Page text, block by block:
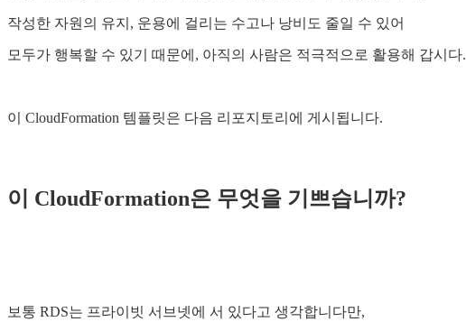
작성한 자원의 유지, 운용에 걸리는 수고나 낭비도 줄일 수 있어
모두가 행복할 수 있기 때문에, 아직의 사람은 적극적으로 활용해 갑시다.
이 CloudFormation 템플릿은 다음 리포지토리에 게시됩니다.
이 CloudFormation은 무엇을 기쁘습니까?
보통 RDS는 프라이빗 서브넷에 서 있다고 생각합니다만,